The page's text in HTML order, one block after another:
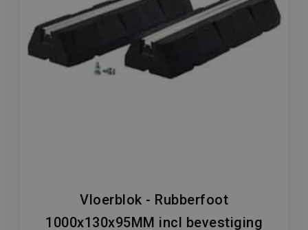
Vloerblok - Rubberfoot
1000x130x95MM incl bevestiging